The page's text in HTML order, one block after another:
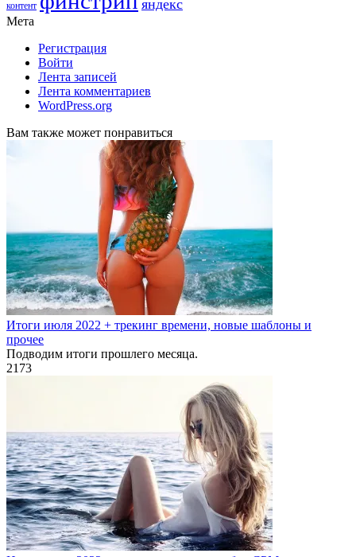
контент яндекс
Мета
Регистрация
Войти
Лента записей
Лента комментариев
WordPress.org
Вам также может понравиться
Итоги июля 2022 + трекинг времени, новые шаблоны и
прочее
Подводим итоги прошлего месяца.
2173